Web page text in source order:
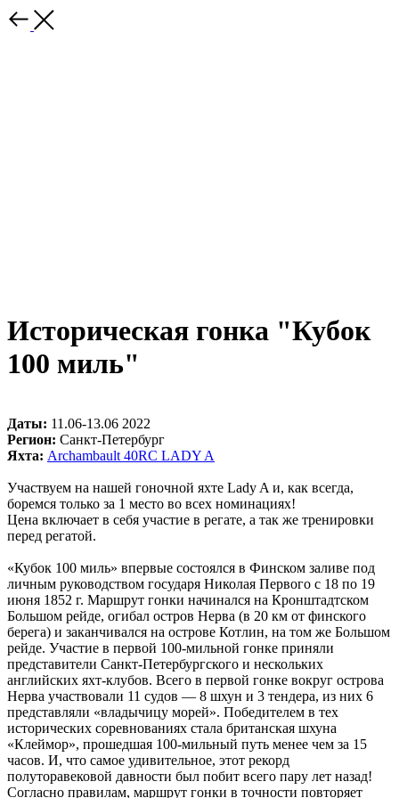
Историческая гонка "Кубок
100 миль"
Даты: 11.06-13.06 2022
Регион: Санкт-Петербург
Яхта: Archambault 40RC LADY A
Участвуем на нашей гоночной яхте Lady A и, как всегда,
боремся только за 1 место во всех номинациях!
Цена включает в себя участие в регате, а так же тренировки
перед регатой.
«Кубок 100 миль» впервые состоялся в Финском заливе под
личным руководством государя Николая Первого с 18 по 19
июня 1852 г. Маршрут гонки начинался на Кронштадтском
Большом рейде, огибал остров Нерва (в 20 км от финского
берега) и заканчивался на острове Котлин, на том же Большом
рейде. Участие в первой 100-мильной гонке приняли
представители Санкт-Петербургского и нескольких
английских яхт-клубов. Всего в первой гонке вокруг острова
Нерва участвовали 11 судов — 8 шхун и 3 тендера, из них 6
представляли «владычицу морей». Победителем в тех
исторических соревнованиях стала британская шхуна
«Клеймор», прошедшая 100-мильный путь менее чем за 15
часов. И, что самое удивительное, этот рекорд
полуторавековой давности был побит всего пару лет назад!
Согласно правилам, маршрут гонки в точности повторяет